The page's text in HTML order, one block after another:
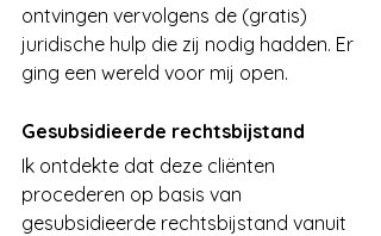
ontvingen vervolgens de (gratis)
juridische hulp die zij nodig hadden. Er
ging een wereld voor mij open.
Gesubsidieerde rechtsbijstand
Ik ontdekte dat deze cliënten
procederen op basis van
gesubsidieerde rechtsbijstand vanuit